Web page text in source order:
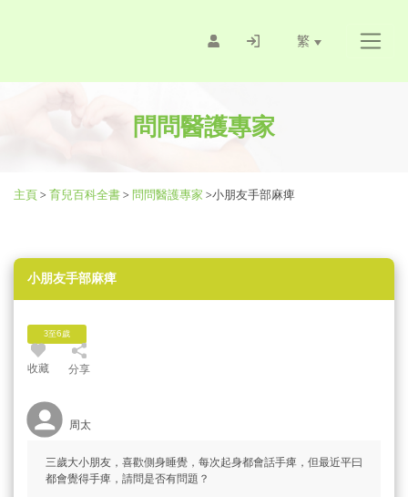
繁
問問醫護專家
主頁> 育兒百科全書> 問問醫護專家 >小朋友手部麻痺
小朋友手部麻痺
3至6歲
收藏 分享
周太
三歲大小朋友，喜歡側身睡覺，每次起身都會話手痺，但最近平曰
都會覺得手痺，請問是否有問題？